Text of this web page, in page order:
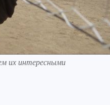
их интересными